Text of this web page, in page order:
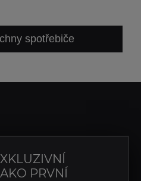
spotřebiče
PRVNÍ